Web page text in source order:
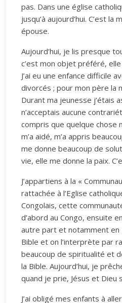
pas. Dans une église
jusqu’à aujourd’hui. C’est
épouse.
Aujourd’hui, je lis presque
c’est mon objet préféré,
J’ai eu une enfance difficile
divorcés ; pour mon père la
Durant ma jeunesse j’étais
n’acceptais aucune
compris que quelque chose
m’a aidé, m’a appris
me donne beaucoup de
vie, elle me donne la paix.
J’appartiens à la «
rattachée à l’Eglise
Congolais, cette
d’abord au Congo, ensuite
autre part et notamment en
Bible et on l’interprète par
beaucoup de spiritualité et
la Bible. Aujourd’hui, je
quand je prie, Jésus et Dieu
J’ai obligé mes enfants à